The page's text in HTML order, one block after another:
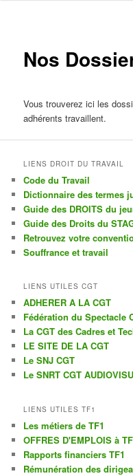
Nos
Vous trouverez ici les
adhérents travaillent.
LIENS DROIT DU TRAVAIL
Code du Travail
Dictionnaire des termes
Guide des DROITS du
Guide des Droits du
Retrouvez votre
Souffrance et travail
LIENS UTILES CGT
ADHERER A LA CGT
Fédération du Spectacle
La CGT des Cadres et
LE SITE DE LA CGT
Le SNJ CGT
Le SNRT CGT
LIENS UTILES TF1
Les métiers de TF1
OFFRES D'EMPLOIS à
Rapports financiers TF1
Rémunération des